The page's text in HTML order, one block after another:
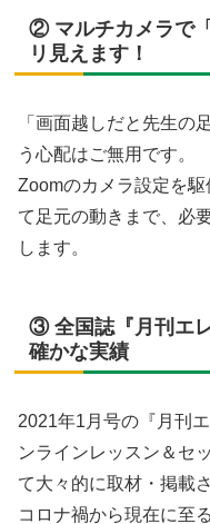
② マルチカメラで
リ見えます！
「画面越しだと先生
う心配はご無用です。
Zoomのカメラ設定を
て足元の動きまで、必
します。
③ 全国誌『月刊エ
確かな実績
2021年1月号の『月刊
ンラインレッスン＆セ
て大々的に取材・掲載
コロナ禍から現在に至